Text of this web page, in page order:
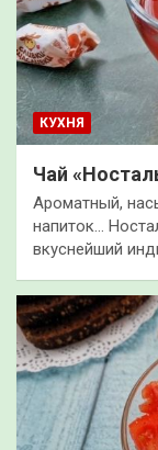
КУХНЯ
Чай
Ароматный,
напиток…
вкуснейший